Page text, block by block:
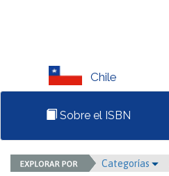
Chile
Sobre el ISBN
Categorías